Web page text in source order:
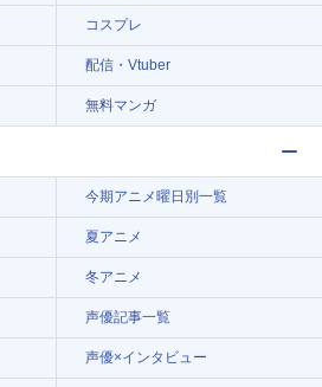
コスプレ
配信・Vtuber
無料マンガ
今期アニメ曜日別一覧
夏アニメ
冬アニメ
声優記事一覧
声優×インタビュー